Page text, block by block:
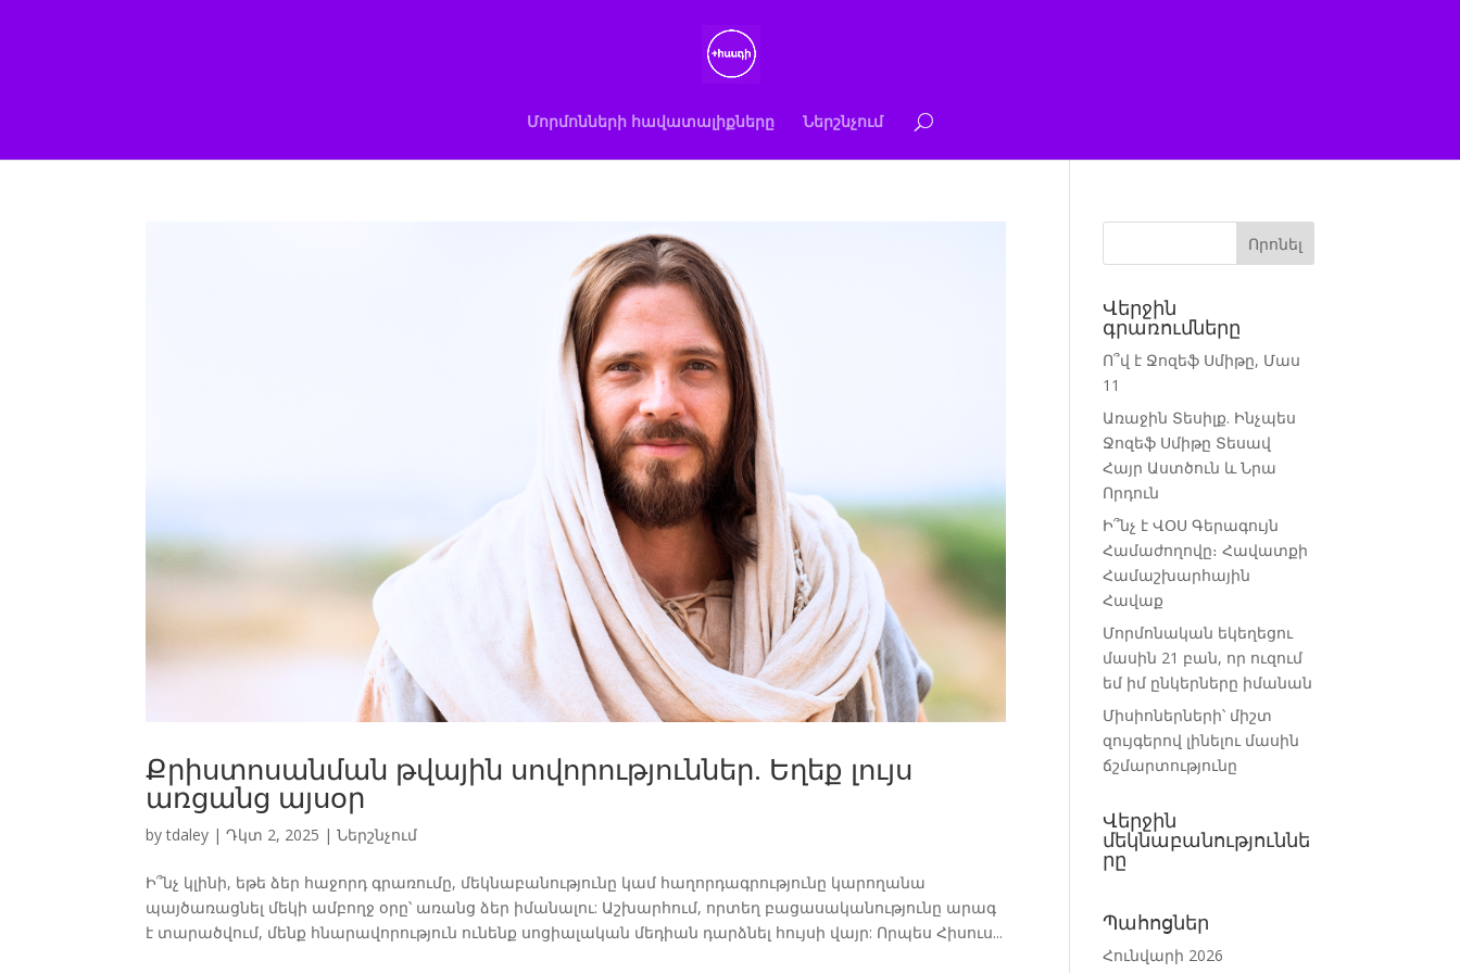
Մորմոնների հավատալիքները Ներշնչում
Քրիստոսանման թվային սովորություններ. Եղեք լույս
առցանց այսօր
bytdaley |Դկտ 2, 2025 |Ներշնչում
Ի՞նչ կլինի, եթե ձեր հաջորդ գրառումը, մեկնաբանությունը կամ հաղորդագրությունը կարողանա
պայծառացնել մեկի ամբողջ օրը՝ առանց ձեր իմանալու: Աշխարհում, որտեղ բացասականությունը արագ
է տարածվում, մենք հնարավորություն ունենք սոցիալական մեդիան դարձնել հույսի վայր: Որպես Հիսուս...
Վերջին
գրառումները
Ո՞վ է Ջոզեֆ Սմիթը, Մաս
11
Առաջին Տեսիլք. Ինչպես
Ջոզեֆ Սմիթը Տեսավ
Հայր Աստծուն և Նրա
Որդուն
Ի՞նչ է ՎՕՍ Գերագույն
Համաժողովը։ Հավատքի
Համաշխարհային
Հավաք
Մորմոնական եկեղեցու
մասին 21 բան, որ ուզում
եմ իմ ընկերները իմանան
Միսիոներների՝ միշտ
զույգերով լինելու մասին
ճշմարտությունը
Վերջին
մեկնաբանություննե
րը
Պահոցներ
Հունվարի 2026